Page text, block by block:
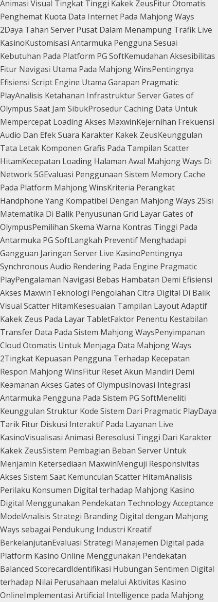
Animasi Visual Tingkat Tinggi Kakek ZeusFitur Otomatis
Penghemat Kuota Data Internet Pada Mahjong Ways
2Daya Tahan Server Pusat Dalam Menampung Trafik Live
KasinoKustomisasi Antarmuka Pengguna Sesuai
Kebutuhan Pada Platform PG SoftKemudahan Aksesibilitas
Fitur Navigasi Utama Pada Mahjong WinsPentingnya
Efisiensi Script Engine Utama Garapan Pragmatic
PlayAnalisis Ketahanan Infrastruktur Server Gates of
Olympus Saat Jam SibukProsedur Caching Data Untuk
Mempercepat Loading Akses MaxwinKejernihan Frekuensi
Audio Dan Efek Suara Karakter Kakek ZeusKeunggulan
Tata Letak Komponen Grafis Pada Tampilan Scatter
HitamKecepatan Loading Halaman Awal Mahjong Ways Di
Network 5GEvaluasi Penggunaan Sistem Memory Cache
Pada Platform Mahjong WinsKriteria Perangkat
Handphone Yang Kompatibel Dengan Mahjong Ways 2Sisi
Matematika Di Balik Penyusunan Grid Layar Gates of
OlympusPemilihan Skema Warna Kontras Tinggi Pada
Antarmuka PG SoftLangkah Preventif Menghadapi
Gangguan Jaringan Server Live KasinoPentingnya
Synchronous Audio Rendering Pada Engine Pragmatic
PlayPengalaman Navigasi Bebas Hambatan Demi Efisiensi
Akses MaxwinTeknologi Pengolahan Citra Digital Di Balik
Visual Scatter HitamKesesuaian Tampilan Layout Adaptif
Kakek Zeus Pada Layar TabletFaktor Penentu Kestabilan
Transfer Data Pada Sistem Mahjong WaysPenyimpanan
Cloud Otomatis Untuk Menjaga Data Mahjong Ways
2Tingkat Kepuasan Pengguna Terhadap Kecepatan
Respon Mahjong WinsFitur Reset Akun Mandiri Demi
Keamanan Akses Gates of OlympusInovasi Integrasi
Antarmuka Pengguna Pada Sistem PG SoftMeneliti
Keunggulan Struktur Kode Sistem Dari Pragmatic PlayDaya
Tarik Fitur Diskusi Interaktif Pada Layanan Live
KasinoVisualisasi Animasi Beresolusi Tinggi Dari Karakter
Kakek ZeusSistem Pembagian Beban Server Untuk
Menjamin Ketersediaan MaxwinMenguji Responsivitas
Akses Sistem Saat Kemunculan Scatter HitamAnalisis
Perilaku Konsumen Digital terhadap Mahjong Kasino
Digital Menggunakan Pendekatan Technology Acceptance
ModelAnalisis Strategi Branding Digital dengan Mahjong
Ways sebagai Pendukung Industri Kreatif
BerkelanjutanEvaluasi Strategi Manajemen Digital pada
Platform Kasino Online Menggunakan Pendekatan
Balanced ScorecardIdentifikasi Hubungan Sentimen Digital
terhadap Nilai Perusahaan melalui Aktivitas Kasino
OnlineImplementasi Artificial Intelligence pada Mahjong